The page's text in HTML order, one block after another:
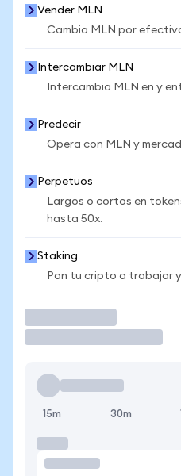
Vender MLN
Cambia MLN por
Intercambiar MLN
Intercambia MLN en y
Predecir
Opera con MLN y
Perpetuos
Largos o cortos en
hasta 50x.
Staking
Pon tu cripto a trabajar
15m 30m